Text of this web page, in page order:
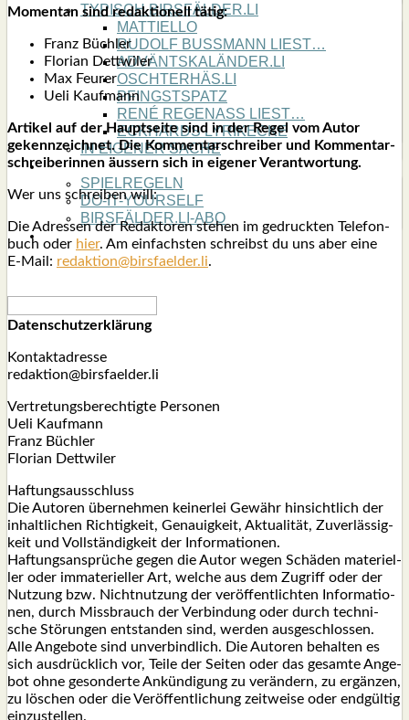
TYPISCH BIRSFÄLDER.LI
MATTIELLO
RUDOLF BUSS­MANN LIEST…
ADVÄNTSKALÄNDER.LI
OSCHTERHÄS.LI
PFINGST­SPATZ
RENÉ REGEN­ASS LIEST…
ECK­HARDS LYRIK­ECKE
IN EIGE­NER SACHE
SO GOOT’S
SPIEL­RE­GELN
DO-IT-YOUR­S­ELF
BIRSFÄLDER.LI-ABO
SHOUT­BOX
Momen­tan sind redak­tio­nell tätig:
Franz Büch­ler
Flo­ri­an Dett­wi­ler
Max Feu­rer
Ueli Kauf­mann
Arti­kel auf der Haupt­sei­te sind in der Regel vom Autor
gekenn­zeich­net. Die Kom­men­tar­schrei­ber und Kom­men­tar­
schrei­be­rin­nen äus­sern sich in eige­ner Ver­ant­wor­tung.
Wer uns schrei­ben will:
Die Adres­sen der Redak­to­ren ste­hen im gedruck­ten Tele­fon­
buch oder hier. Am ein­fachs­ten schreibst du uns aber eine
E‑Mail: redaktion@birsfaelder.li.
Daten­schutz­er­klä­rung
Kon­takt­adres­se
redaktion@birsfaelder.li
Ver­tre­tungs­be­rech­tig­te Per­so­nen
Ueli Kauf­mann
Franz Büch­ler
Flo­ri­an Dett­wi­ler
Haf­tungs­aus­schluss
Die Autoren über­neh­men kei­ner­lei Gewähr hin­sicht­lich der
inhalt­li­chen Rich­tig­keit, Genau­ig­keit, Aktua­li­tät, Zuver­läs­sig­
keit und Voll­stän­dig­keit der Infor­ma­tio­nen.
Haf­tungs­an­sprü­che gegen die Autor wegen Schä­den mate­ri­el­
ler oder imma­te­ri­el­ler Art, wel­che aus dem Zugriff oder der
Nut­zung bzw. Nicht­nut­zung der ver­öf­fent­lich­ten Infor­ma­tio­
nen, durch Miss­brauch der Ver­bin­dung oder durch tech­ni­
sche Stö­run­gen ent­stan­den sind, wer­den aus­ge­schlos­sen.
Alle Ange­bo­te sind unver­bind­lich. Die Autoren behal­ten es
sich aus­drück­lich vor, Tei­le der Sei­ten oder das gesam­te Ange­
bot ohne geson­der­te Ankün­di­gung zu ver­än­dern, zu ergän­zen,
zu löschen oder die Ver­öf­fent­li­chung zeit­wei­se oder end­gül­tig
ein­zu­stel­len.